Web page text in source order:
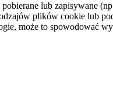
lub zapisywane
plików cookie lub
może to spowodować